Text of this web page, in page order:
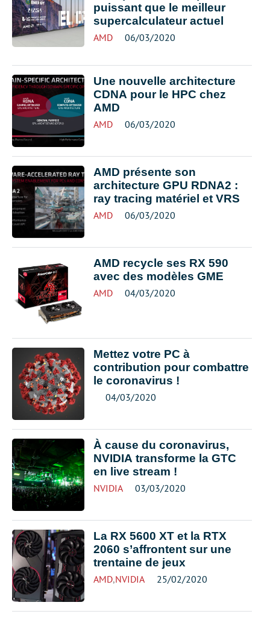
puissant que le meilleur
supercalculateur actuel
AMD 06/03/2020
Une nouvelle architecture
CDNA pour le HPC chez
AMD
AMD 06/03/2020
AMD présente son
architecture GPU RDNA2 :
ray tracing matériel et VRS
AMD 06/03/2020
AMD recycle ses RX 590
avec des modèles GME
AMD 04/03/2020
Mettez votre PC à
contribution pour combattre
le coronavirus !
04/03/2020
À cause du coronavirus,
NVIDIA transforme la GTC
en live stream !
NVIDIA 03/03/2020
La RX 5600 XT et la RTX
2060 s’affrontent sur une
trentaine de jeux
AMD,NVIDIA 25/02/2020